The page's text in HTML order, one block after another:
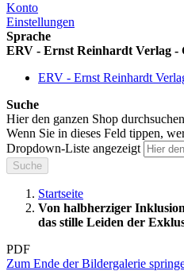
Konto
Einstellungen
Sprache
ERV - Ernst Reinhardt Verlag -
ERV - Ernst Reinhardt
Suche
Hier den ganzen Shop durchsuchen
Wenn Sie in dieses Feld tippen,
Dropdown-Liste angezeigt
Suche
Startseite
Von halbherziger
das stille Leiden der
PDF
Zum Ende der Bildergalerie